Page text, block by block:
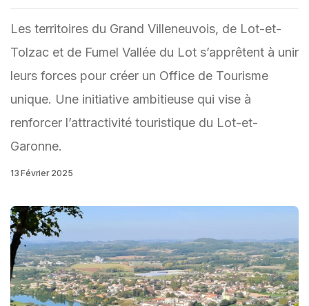
Les territoires du Grand Villeneuvois, de Lot-et-
Tolzac et de Fumel Vallée du Lot s’apprêtent à unir
leurs forces pour créer un Office de Tourisme
unique. Une initiative ambitieuse qui vise à
renforcer l’attractivité touristique du Lot-et-
Garonne.
13 Février 2025